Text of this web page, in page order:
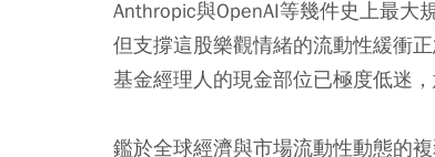
Anthropic與OpenAI等幾件史上最大
但支撐這股樂觀情緒的流動性緩衝
基金經理人的現金部位已極度低迷
鑑於全球經濟與市場流動性動態的